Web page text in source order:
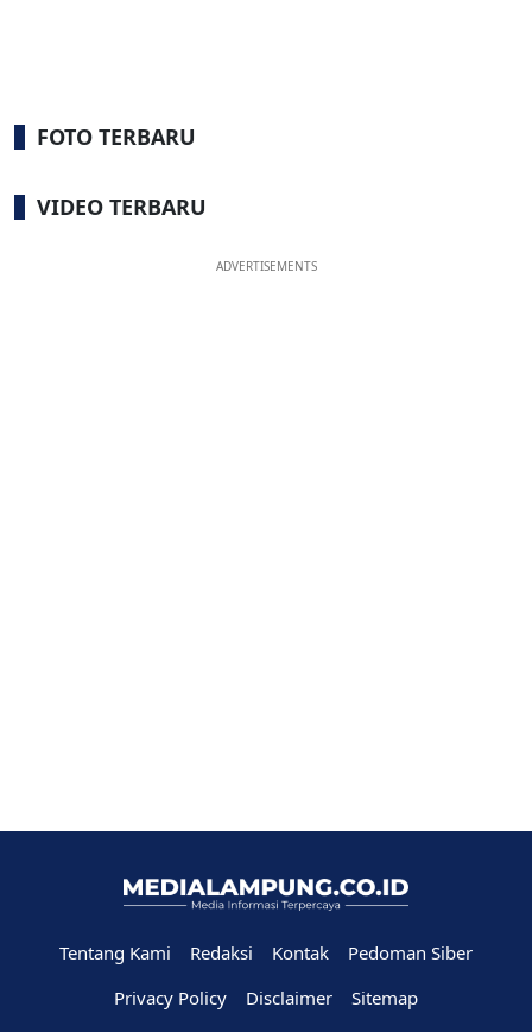
FOTO TERBARU
VIDEO TERBARU
ADVERTISEMENTS
Tentang Kami Redaksi Kontak
Pedoman Siber
Privacy Policy
Disclaimer Sitemap